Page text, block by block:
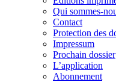
Qui sommes-
Contact
Protection des
Impressum
Prochain dossier
L’application
Abonnement